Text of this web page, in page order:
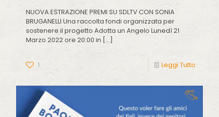
NUOVA ESTRAZIONE PREMI SU SDLTV CON SONIA
BRUGANELLI Una raccolta fondi organizzata per
sostenere il progetto Adotta un Angelo Lunedì 21
Marzo 2022 ore 20:00 in […]
1 Leggi Tutto